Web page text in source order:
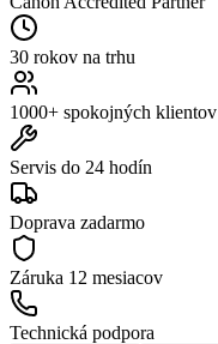
30 rokov na trhu
1000+ spokojných klientov
Servis do 24 hodín
Doprava zadarmo
Záruka 12 mesiacov
Technická podpora